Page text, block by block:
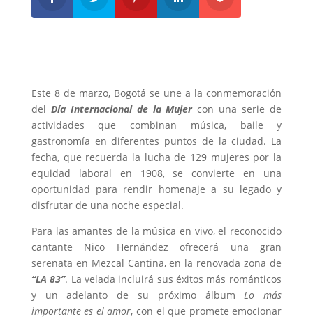
Este 8 de marzo, Bogotá se une a la conmemoración
del Día Internacional de la Mujercon una serie de
actividades que combinan música, baile y
gastronomía en diferentes puntos de la ciudad. La
fecha, que recuerda la lucha de 129 mujeres por la
equidad laboral en 1908, se convierte en una
oportunidad para rendir homenaje a su legado y
disfrutar de una noche especial.
Para las amantes de la música en vivo, el reconocido
cantante Nico Hernández ofrecerá una gran
serenata en Mezcal Cantina, en la renovada zona de
“LA 83”. La velada incluirá sus éxitos más románticos
y un adelanto de su próximo álbumLo más
importante es el amor, con el que promete emocionar